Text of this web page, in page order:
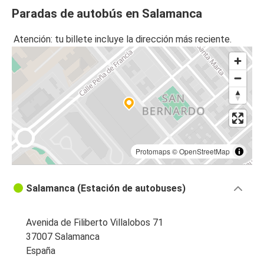
Paradas de autobús en Salamanca
Atención: tu billete incluye la dirección más reciente.
Protomaps©OpenStreetMap
Salamanca (Estación de autobuses)
Avenida de Filiberto Villalobos 71
37007 Salamanca
España